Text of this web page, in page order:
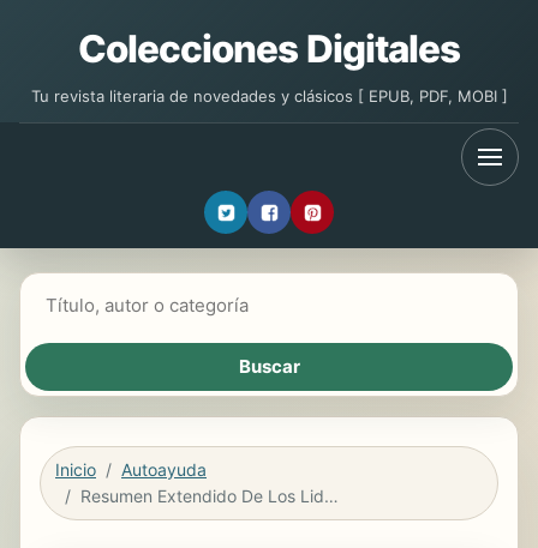
Colecciones Digitales
Tu revista literaria de novedades y clásicos [ EPUB, PDF, MOBI ]
Inicio
Autoayuda
Resumen Extendido De Los Lideres Comen Al Final (Leaders Eat Last) - Basado En El Libro De Simon Sinek